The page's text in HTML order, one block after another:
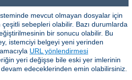
mevcut olmayan dosyalar için
çeşitli sebepleri olabilir. Bazı durumlarda
bir sonucu olabilir. Bu
istemciyi belgeyi yeni yerinden
URL yönlendirmesi
yeri değişse bile eski yer imlerinin
edeceklerinden emin olabilirsiniz.